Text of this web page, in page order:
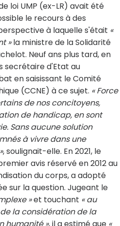
loi UMP (ex-LR) avait été
le recours à des
à laquelle s'était «
»la ministre de la Solidarité
Neuf ans plus tard, en
secrétaire d'Etat au
en saisissant le Comité
(CCNE) à ce sujet. « Force
de nos concitoyens,
de handicap, en sont
Sans aucune solution
à vivre dans une
, soulignait-elle. En 2021, le
avis réservé en 2012 au
du corps, a adopté
sur la question. Jugeant le
»et touchant « au
la considération de la